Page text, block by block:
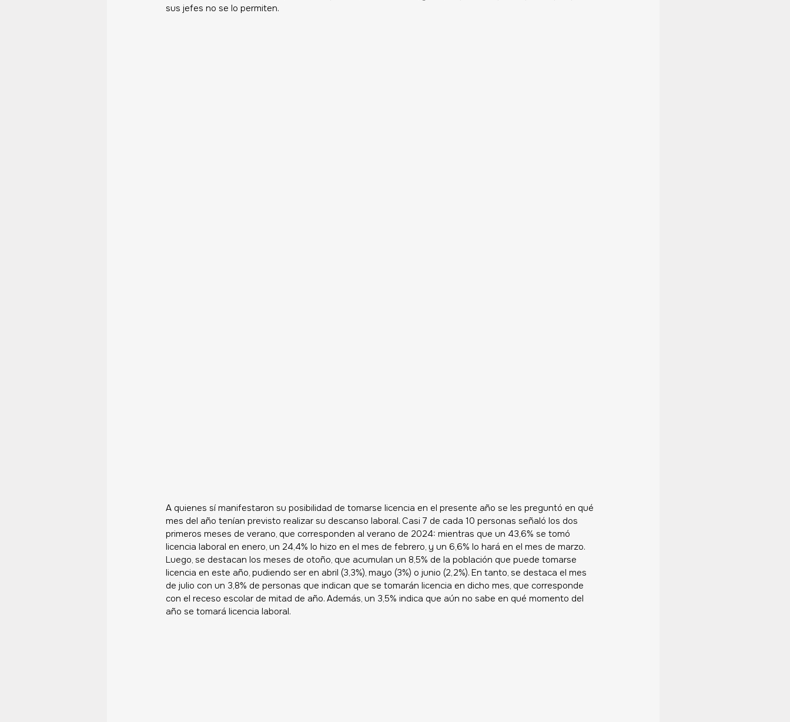
sus jefes no se lo permiten.
A quienes sí manifestaron su posibilidad de tomarse licencia en el presente año se les preguntó en qué
mes del año tenían previsto realizar su descanso laboral. Casi 7 de cada 10 personas señaló los dos
primeros meses de verano, que corresponden al verano de 2024: mientras que un 43,6% se tomó
licencia laboral en enero, un 24,4% lo hizo en el mes de febrero, y un 6,6% lo hará en el mes de marzo.
Luego, se destacan los meses de otoño, que acumulan un 8,5% de la población que puede tomarse
licencia en este año, pudiendo ser en abril (3,3%), mayo (3%) o junio (2,2%). En tanto, se destaca el mes
de julio con un 3,8% de personas que indican que se tomarán licencia en dicho mes, que corresponde
con el receso escolar de mitad de año. Además, un 3,5% indica que aún no sabe en qué momento del
año se tomará licencia laboral.